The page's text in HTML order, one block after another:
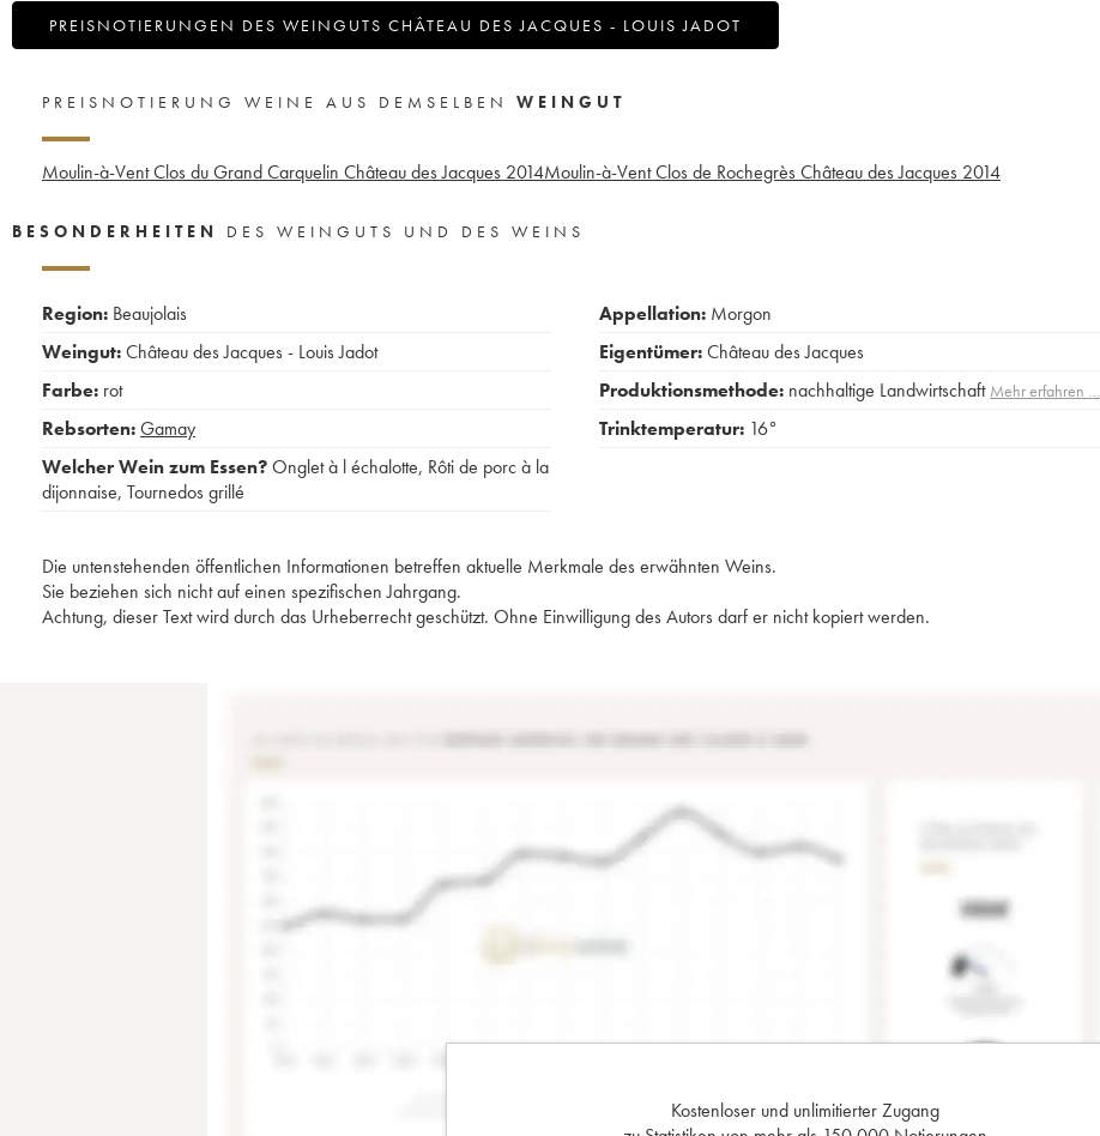
PREISNOTIERUNGEN DES WEINGUTS CHÂTEAU DES JACQUES - LOUIS JADOT
PREISNOTIERUNG WEINE AUS DEMSELBEN WEINGUT
Moulin-à-Vent Clos du Grand Carquelin Château des Jacques 2014Moulin-à-Vent Clos de Rochegrès Château des Jacques 2014
BESONDERHEITEN DES WEINGUTS UND DES WEINS
Region: Beaujolais
Weingut:Château des Jacques - Louis Jadot
Farbe: rot
Rebsorten:Gamay
Welcher Wein zum Essen?Onglet à l échalotte, Rôti de porc à la
dijonnaise, Tournedos grillé
Appellation: Morgon
Eigentümer:Château des Jacques
Produktionsmethode: nachhaltige Landwirtschaft Mehr erfahren …
Trinktemperatur: 16°
Die untenstehenden öffentlichen Informationen betreffen aktuelle Merkmale des erwähnten Weins.
Sie beziehen sich nicht auf einen spezifischen Jahrgang.
Achtung, dieser Text wird durch das Urheberrecht geschützt. Ohne Einwilligung des Autors darf er nicht kopiert werden.
Kostenloser und unlimitierter Zugang